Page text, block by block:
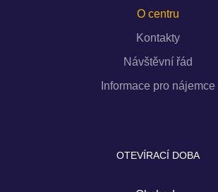
O centru
Kontakty
Návštěvní řád
Informace pro nájemce
OTEVÍRACÍ DOBA